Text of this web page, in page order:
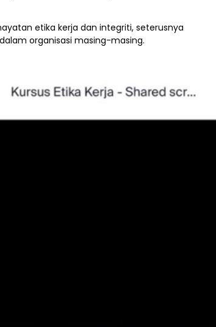
etika kerja dan integriti, seterusnya
organisasi masing-masing.